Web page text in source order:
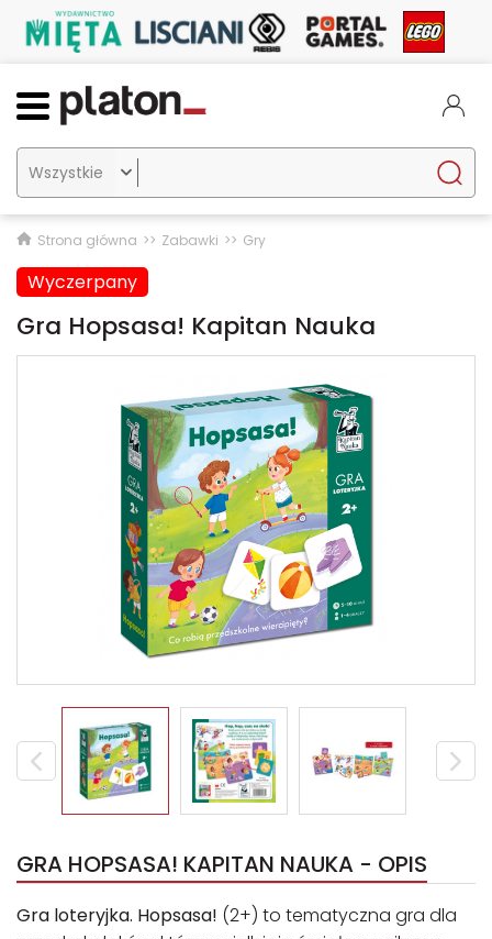

Strona główna Zabawki Gry
Wyczerpany
Gra Hopsasa! Kapitan Nauka
GRA HOPSASA! KAPITAN NAUKA - OPIS
Gra loteryjka. Hopsasa! (2+) to tematyczna gra dla